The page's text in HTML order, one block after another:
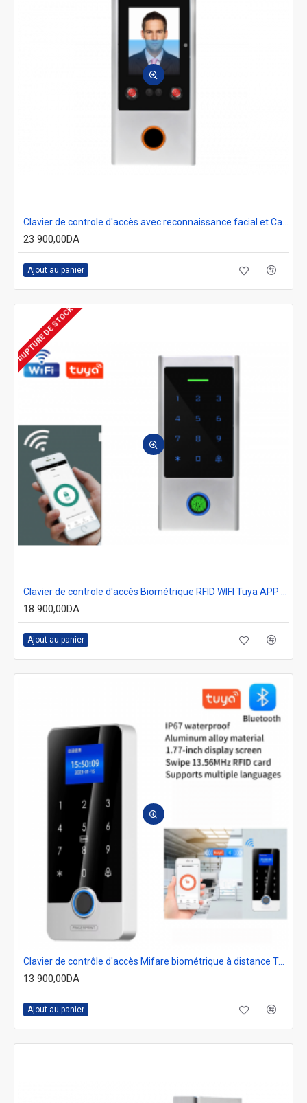
23 900,00DA
Ajout au panier
RUPTURE DE STOCK
18 900,00DA
Ajout au panier
Clavier de contrôle d'accès Mifare biométrique à distance Tuya J200F
13 900,00DA
Ajout au panier